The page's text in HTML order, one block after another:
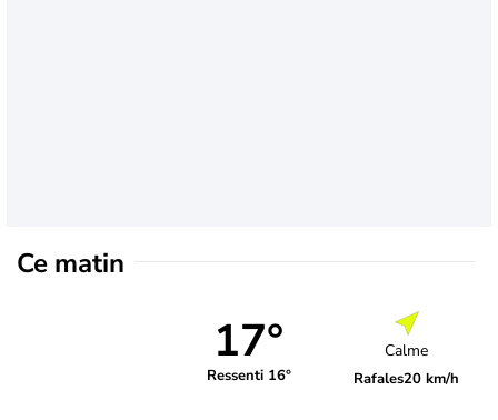
Ce matin
17°
Ressenti 16°
Calme
Rafales20 km/h